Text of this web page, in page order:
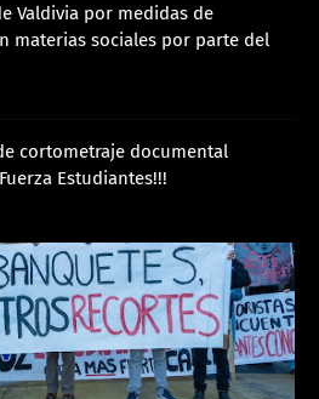
Valdivia por medidas de
materias sociales por parte del
cortometraje documental
Estudiantes!!!